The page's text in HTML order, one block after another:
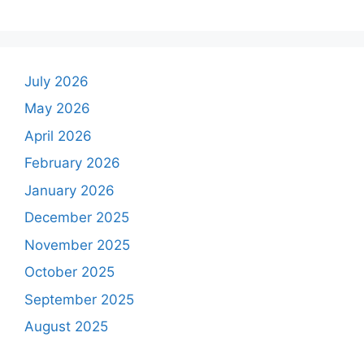
July 2026
May 2026
April 2026
February 2026
January 2026
December 2025
November 2025
October 2025
September 2025
August 2025